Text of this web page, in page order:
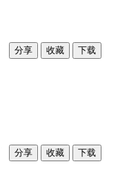
分享 收藏 下载
分享 收藏 下载